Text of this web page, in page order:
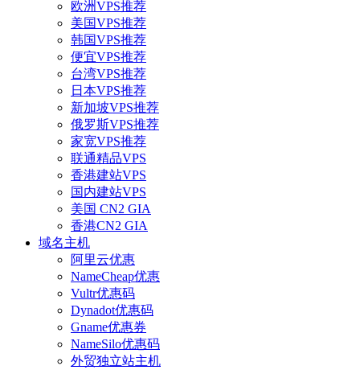
欧洲VPS推荐
美国VPS推荐
韩国VPS推荐
便宜VPS推荐
台湾VPS推荐
日本VPS推荐
新加坡VPS推荐
俄罗斯VPS推荐
家宽VPS推荐
联通精品VPS
香港建站VPS
国内建站VPS
美国 CN2 GIA
香港CN2 GIA
域名主机
阿里云优惠
NameCheap优惠
Vultr优惠码
Dynadot优惠码
Gname优惠券
NameSilo优惠码
外贸独立站主机